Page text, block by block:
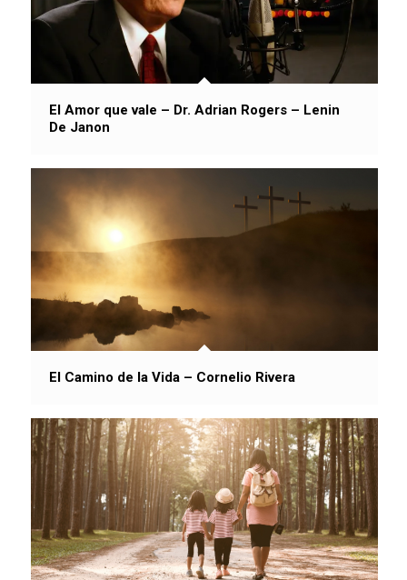
El Amor que vale – Dr. Adrian Rogers – Lenin
De Janon
El Camino de la Vida – Cornelio Rivera